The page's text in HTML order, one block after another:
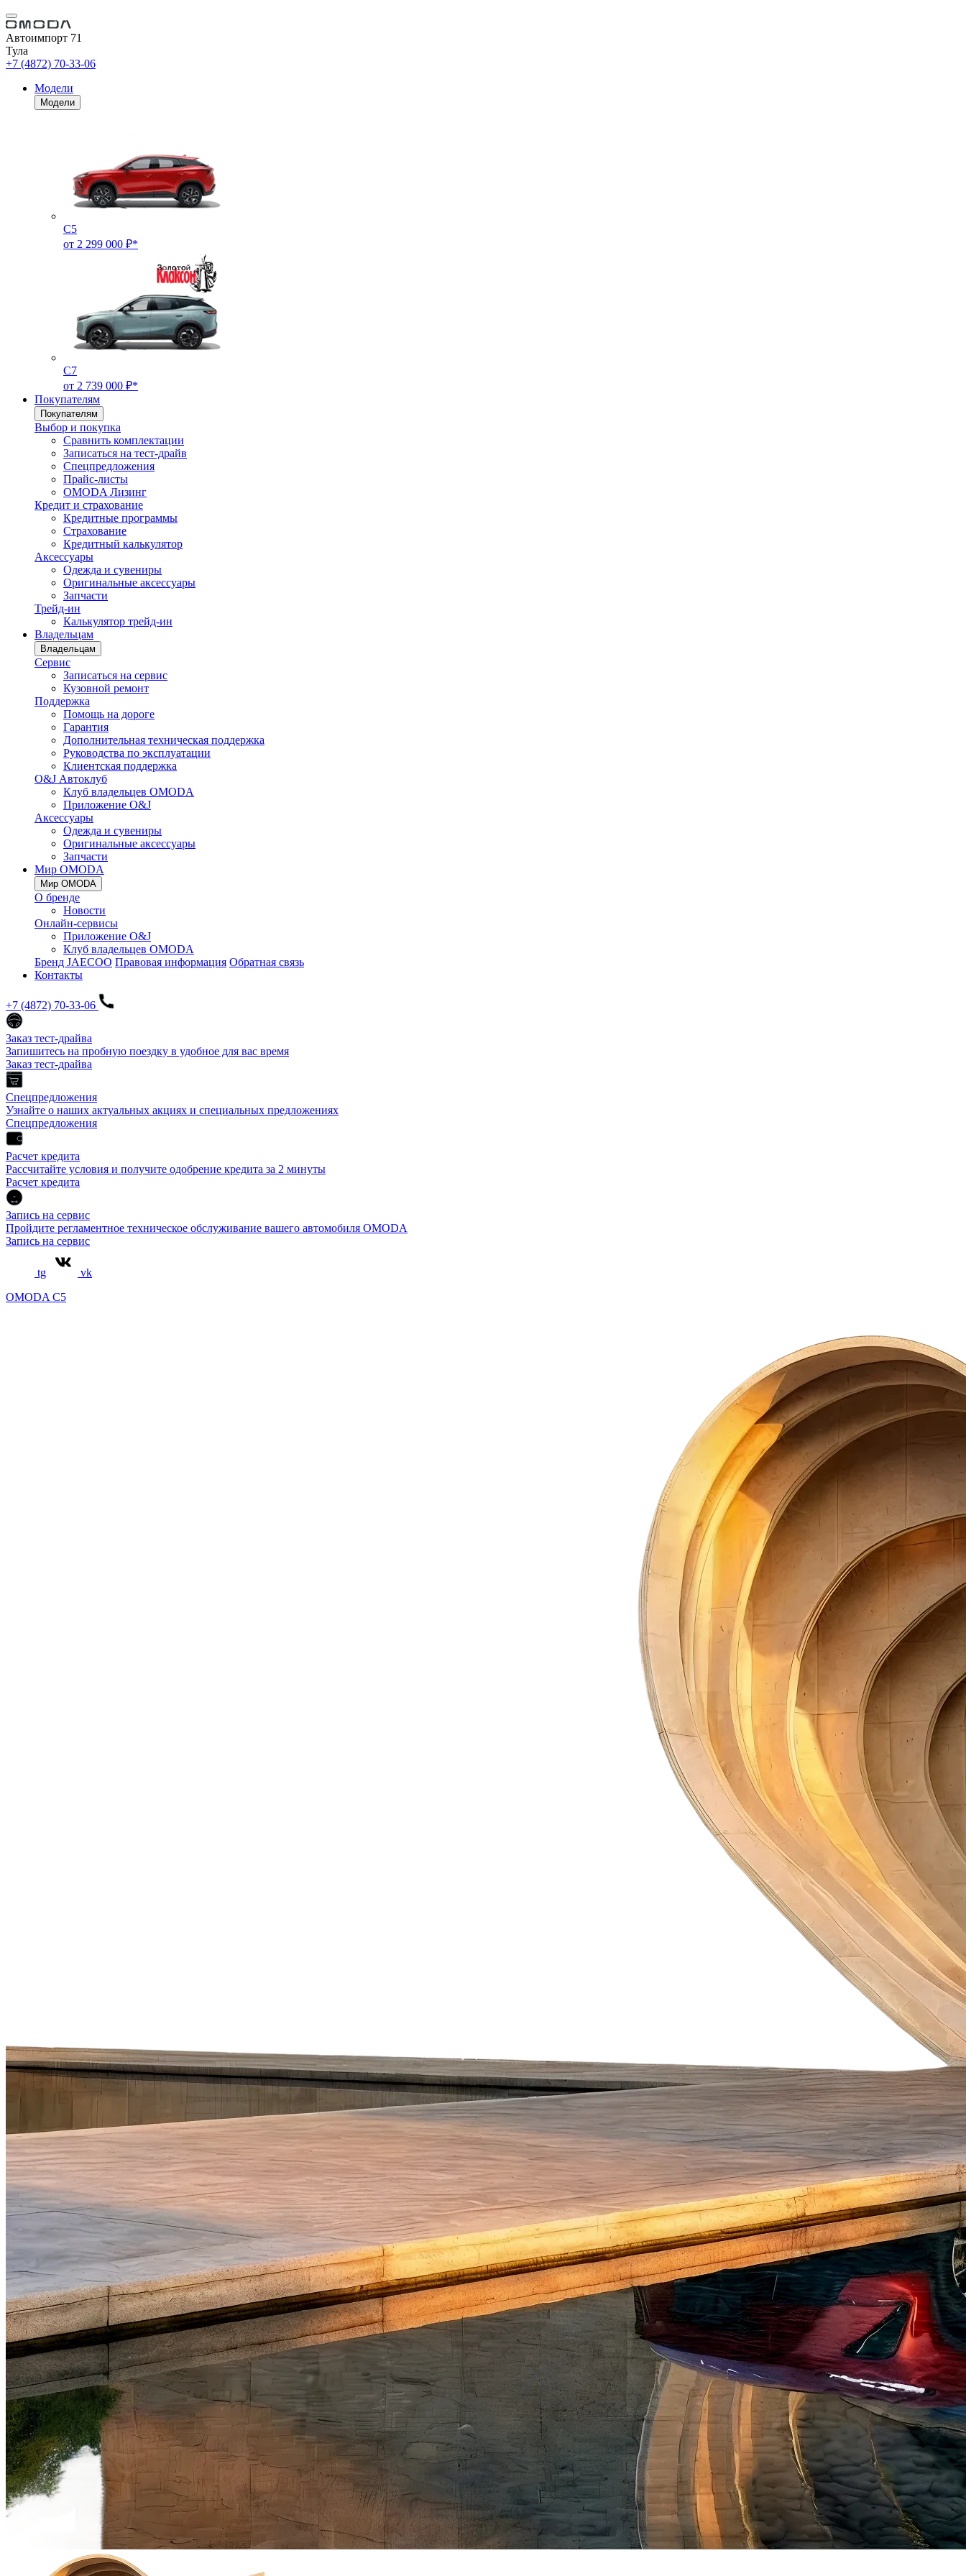
Автоимпорт 71
Тула
+7 (4872) 70-33-06
Модели
Модели
C5
от 2 299 000 ₽*
C7
от 2 739 000 ₽*
Покупателям
Покупателям
Выбор и покупка
Сравнить комплектации
Записаться на тест-драйв
Cпецпредложения
Прайс-листы
OMODA Лизинг
Кредит и страхование
Кредитные программы
Страхование
Кредитный калькулятор
Аксессуары
Одежда и сувениры
Оригинальные аксессуары
Запчасти
Трейд-ин
Калькулятор трейд-ин
Владельцам
Владельцам
Сервис
Записаться на сервис
Кузовной ремонт
Поддержка
Помощь на дороге
Гарантия
Дополнительная техническая поддержка
Руководства по эксплуатации
Клиентская поддержка
O&J Автоклуб
Клуб владельцев OMODA
Приложение O&J
Аксессуары
Одежда и сувениры
Оригинальные аксессуары
Запчасти
Мир OMODA
Мир OMODA
О бренде
Новости
Онлайн-сервисы
Приложение O&J
Клуб владельцев OMODA
Бренд JAECOO Правовая информация Обратная связь
Контакты
+7 (4872) 70-33-06
Заказ тест-драйва
Запишитесь на пробную поездку в удобное для вас время
Заказ тест-драйва
Спецпредложения
Узнайте о наших актуальных акциях и специальных предложениях
Спецпредложения
Расчет кредита
Рассчитайте условия и получите одобрение кредита за 2 минуты
Расчет кредита
Запись на сервис
Пройдите регламентное техническое обслуживание вашего автомобиля OMODA
Запись на сервис
tg
vk
OMODA C5